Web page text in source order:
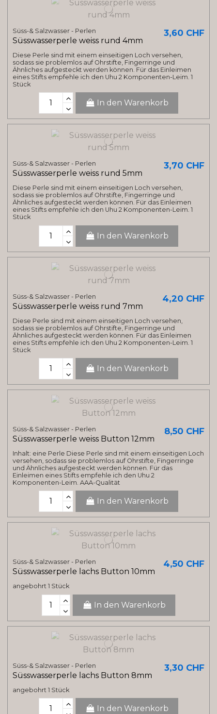
Süss-& Salzwasser - Perlen
Süsswasserperle weiss rund 4mm
3,60 CHF
Diese Perle sind mit einem einseitigen Loch versehen,
sodass sie problemlos auf Ohrstifte, Fingerringe und
Ähnliches aufgesteckt werden können. Für das Einleimen
eines Stifts empfehle ich den Uhu 2 Komponenten-Leim. 1
Stück
In den Warenkorb
Süss-& Salzwasser - Perlen
Süsswasserperle weiss rund 5mm
3,70 CHF
Diese Perle sind mit einem einseitigen Loch versehen,
sodass sie problemlos auf Ohrstifte, Fingerringe und
Ähnliches aufgesteckt werden können. Für das Einleimen
eines Stifts empfehle ich den Uhu 2 Komponenten-Leim. 1
Stück
In den Warenkorb
Süss-& Salzwasser - Perlen
Süsswasserperle weiss rund 7mm
4,20 CHF
Diese Perle sind mit einem einseitigen Loch versehen,
sodass sie problemlos auf Ohrstifte, Fingerringe und
Ähnliches aufgesteckt werden können. Für das Einleimen
eines Stifts empfehle ich den Uhu 2 Komponenten-Leim. 1
Stück
In den Warenkorb
Süss-& Salzwasser - Perlen
Süsswasserperle weiss Button 12mm
8,50 CHF
Inhalt: eine Perle Diese Perle sind mit einem einseitigen Loch
versehen, sodass sie problemlos auf Ohrstifte, Fingerringe
und Ähnliches aufgesteckt werden können. Für das
Einleimen eines Stifts empfehle ich den Uhu 2
Komponenten-Leim. AAA-Qualität
In den Warenkorb
Süss-& Salzwasser - Perlen
Süsswasserperle lachs Button 10mm
4,50 CHF
angebohrt 1 Stück
In den Warenkorb
Süss-& Salzwasser - Perlen
Süsswasserperle lachs Button 8mm
3,30 CHF
angebohrt 1 Stück
In den Warenkorb